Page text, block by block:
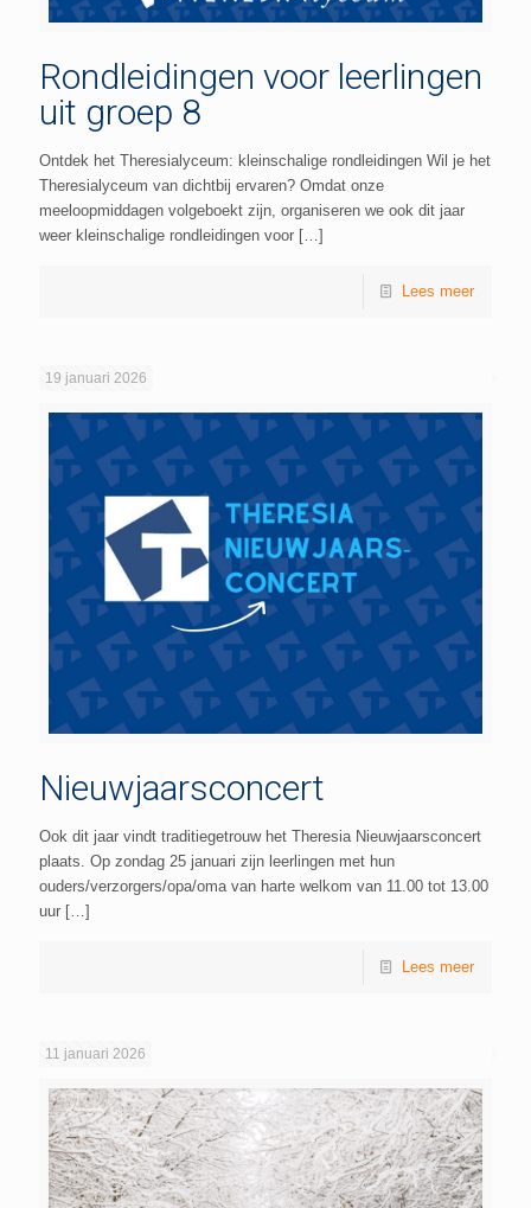
Rondleidingen voor leerlingen
uit groep 8
Ontdek het Theresialyceum: kleinschalige rondleidingen Wil je het
Theresialyceum van dichtbij ervaren? Omdat onze
meeloopmiddagen volgeboekt zijn, organiseren we ook dit jaar
weer kleinschalige rondleidingen voor […]
Lees meer
19 januari 2026
Nieuwjaarsconcert
Ook dit jaar vindt traditiegetrouw het Theresia Nieuwjaarsconcert
plaats. Op zondag 25 januari zijn leerlingen met hun
ouders/verzorgers/opa/oma van harte welkom van 11.00 tot 13.00
uur […]
Lees meer
11 januari 2026